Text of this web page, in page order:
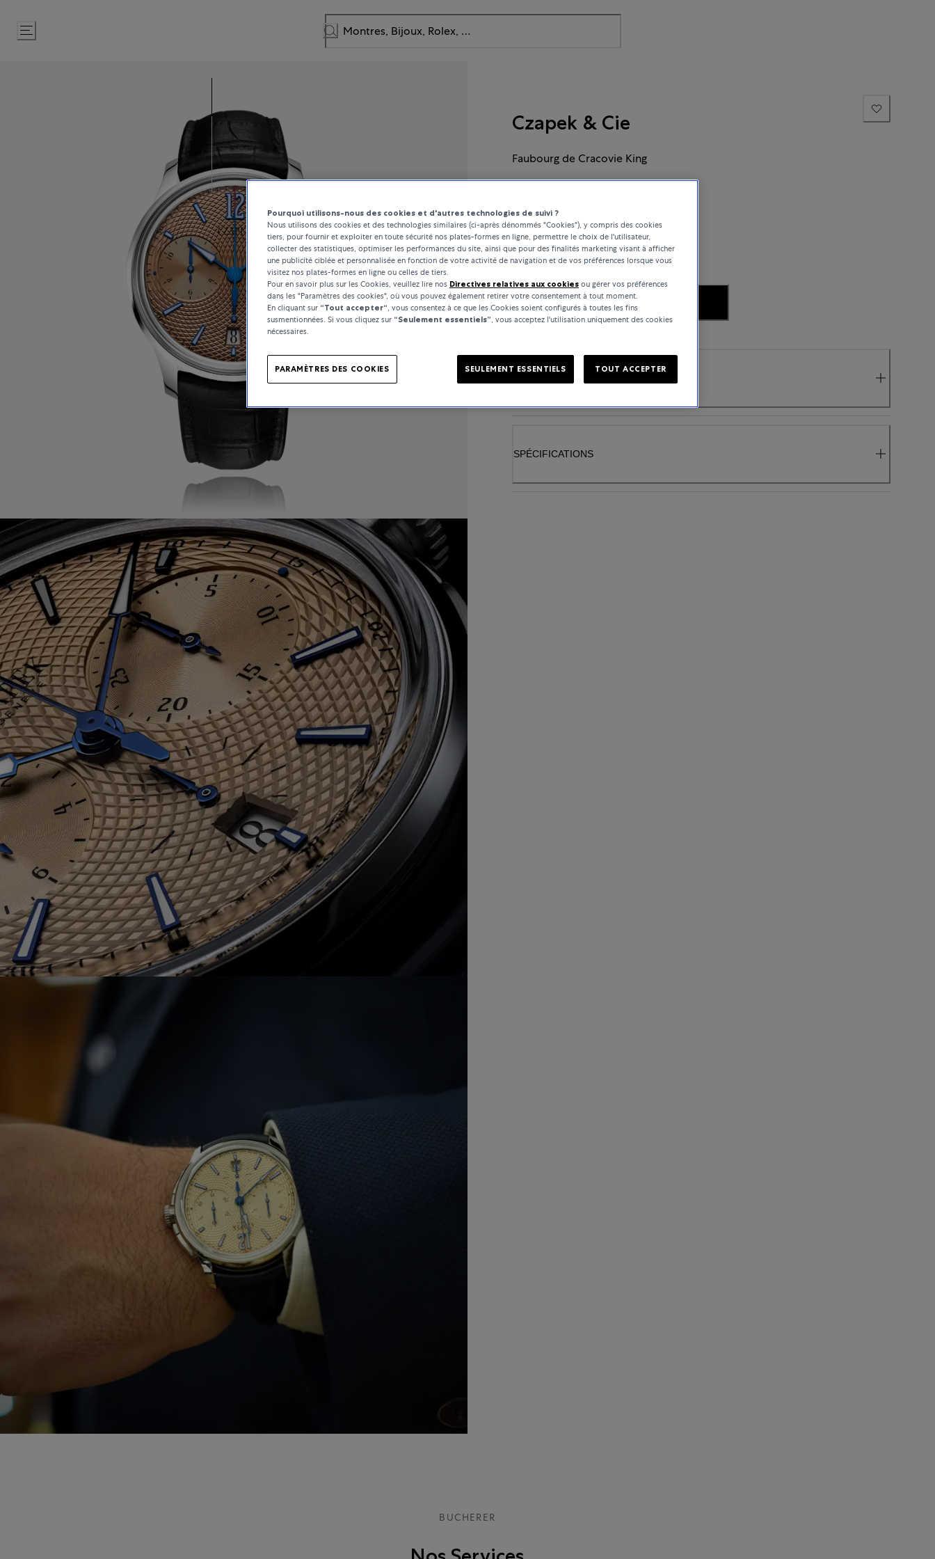
Passer
au
Czapek & Cie
Faubourg de Cracovie King
43 100 €
incl. TVA / Livraison gratuite
VÉRIFIER LA DISPONIBILITÉ
SPÉCIFICATIONS
BUCHERER
Pourquoi utilisons-nous des cookies et d'autres technologies de suivi ?
Nous utilisons des cookies et des technologies similaires (ci-après dénommés "Cookies"), y compris des cookies
tiers, pour fournir et exploiter en toute sécurité nos plates-formes en ligne, permettre le choix de l'utilisateur,
collecter des statistiques, optimiser les performances du site, ainsi que pour des finalités marketing visant à afficher
une publicité ciblée et personnalisée en fonction de votre activité de navigation et de vos préférences lorsque vous
visitez nos plates-formes en ligne ou celles de tiers.
Pour en savoir plus sur les Cookies, veuillez lire nos Directives relatives aux cookies ou gérer vos préférences
dans les "Paramètres des cookies", où vous pouvez également retirer votre consentement à tout moment.
En cliquant sur “Tout accepter“ , vous consentez à ce que les Cookies soient configurés à toutes les fins
susmentionnées. Si vous cliquez sur “Seulement essentiels” , vous acceptez l'utilisation uniquement des cookies
nécessaires.
PARAMÈTRES DES COOKIES SEULEMENT ESSENTIELS TOUT ACCEPTER